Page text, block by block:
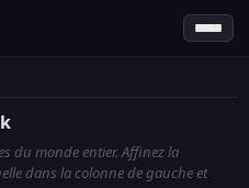
du monde entier. Affinez la
dans la colonne de gauche et